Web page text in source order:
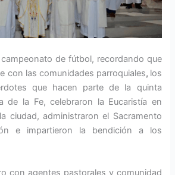
de fútbol, recordando que
con las comunidades parroquiales, los
que hacen parte de la quinta
de la Fe, celebraron la Eucaristía en
ciudad, administraron el Sacramento
e impartieron la bendición a los
con agentes pastorales y comunidad